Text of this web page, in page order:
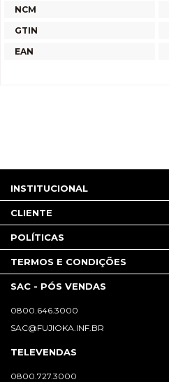
NCM
GTIN
EAN
INSTITUCIONAL
CLIENTE
POLÍTICAS
TERMOS E CONDIÇÕES
SAC - PÓS VENDAS
0800.646.3000
SAC@FUJIOKA.INF.BR
TELEVENDAS
0800.727.3000